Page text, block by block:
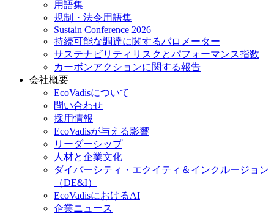
用語集
規制・法令用語集
Sustain Conference 2026
持続可能な調達に関するバロメーター
サステナビリティリスクとパフォーマンス指数
カーボンアクションに関する報告
会社概要
EcoVadisについて
問い合わせ
採用情報
EcoVadisが与える影響
リーダーシップ
人材と企業文化
ダイバーシティ・エクイティ＆インクルージョン
（DE&I）
EcoVadisにおけるAI
企業ニュース